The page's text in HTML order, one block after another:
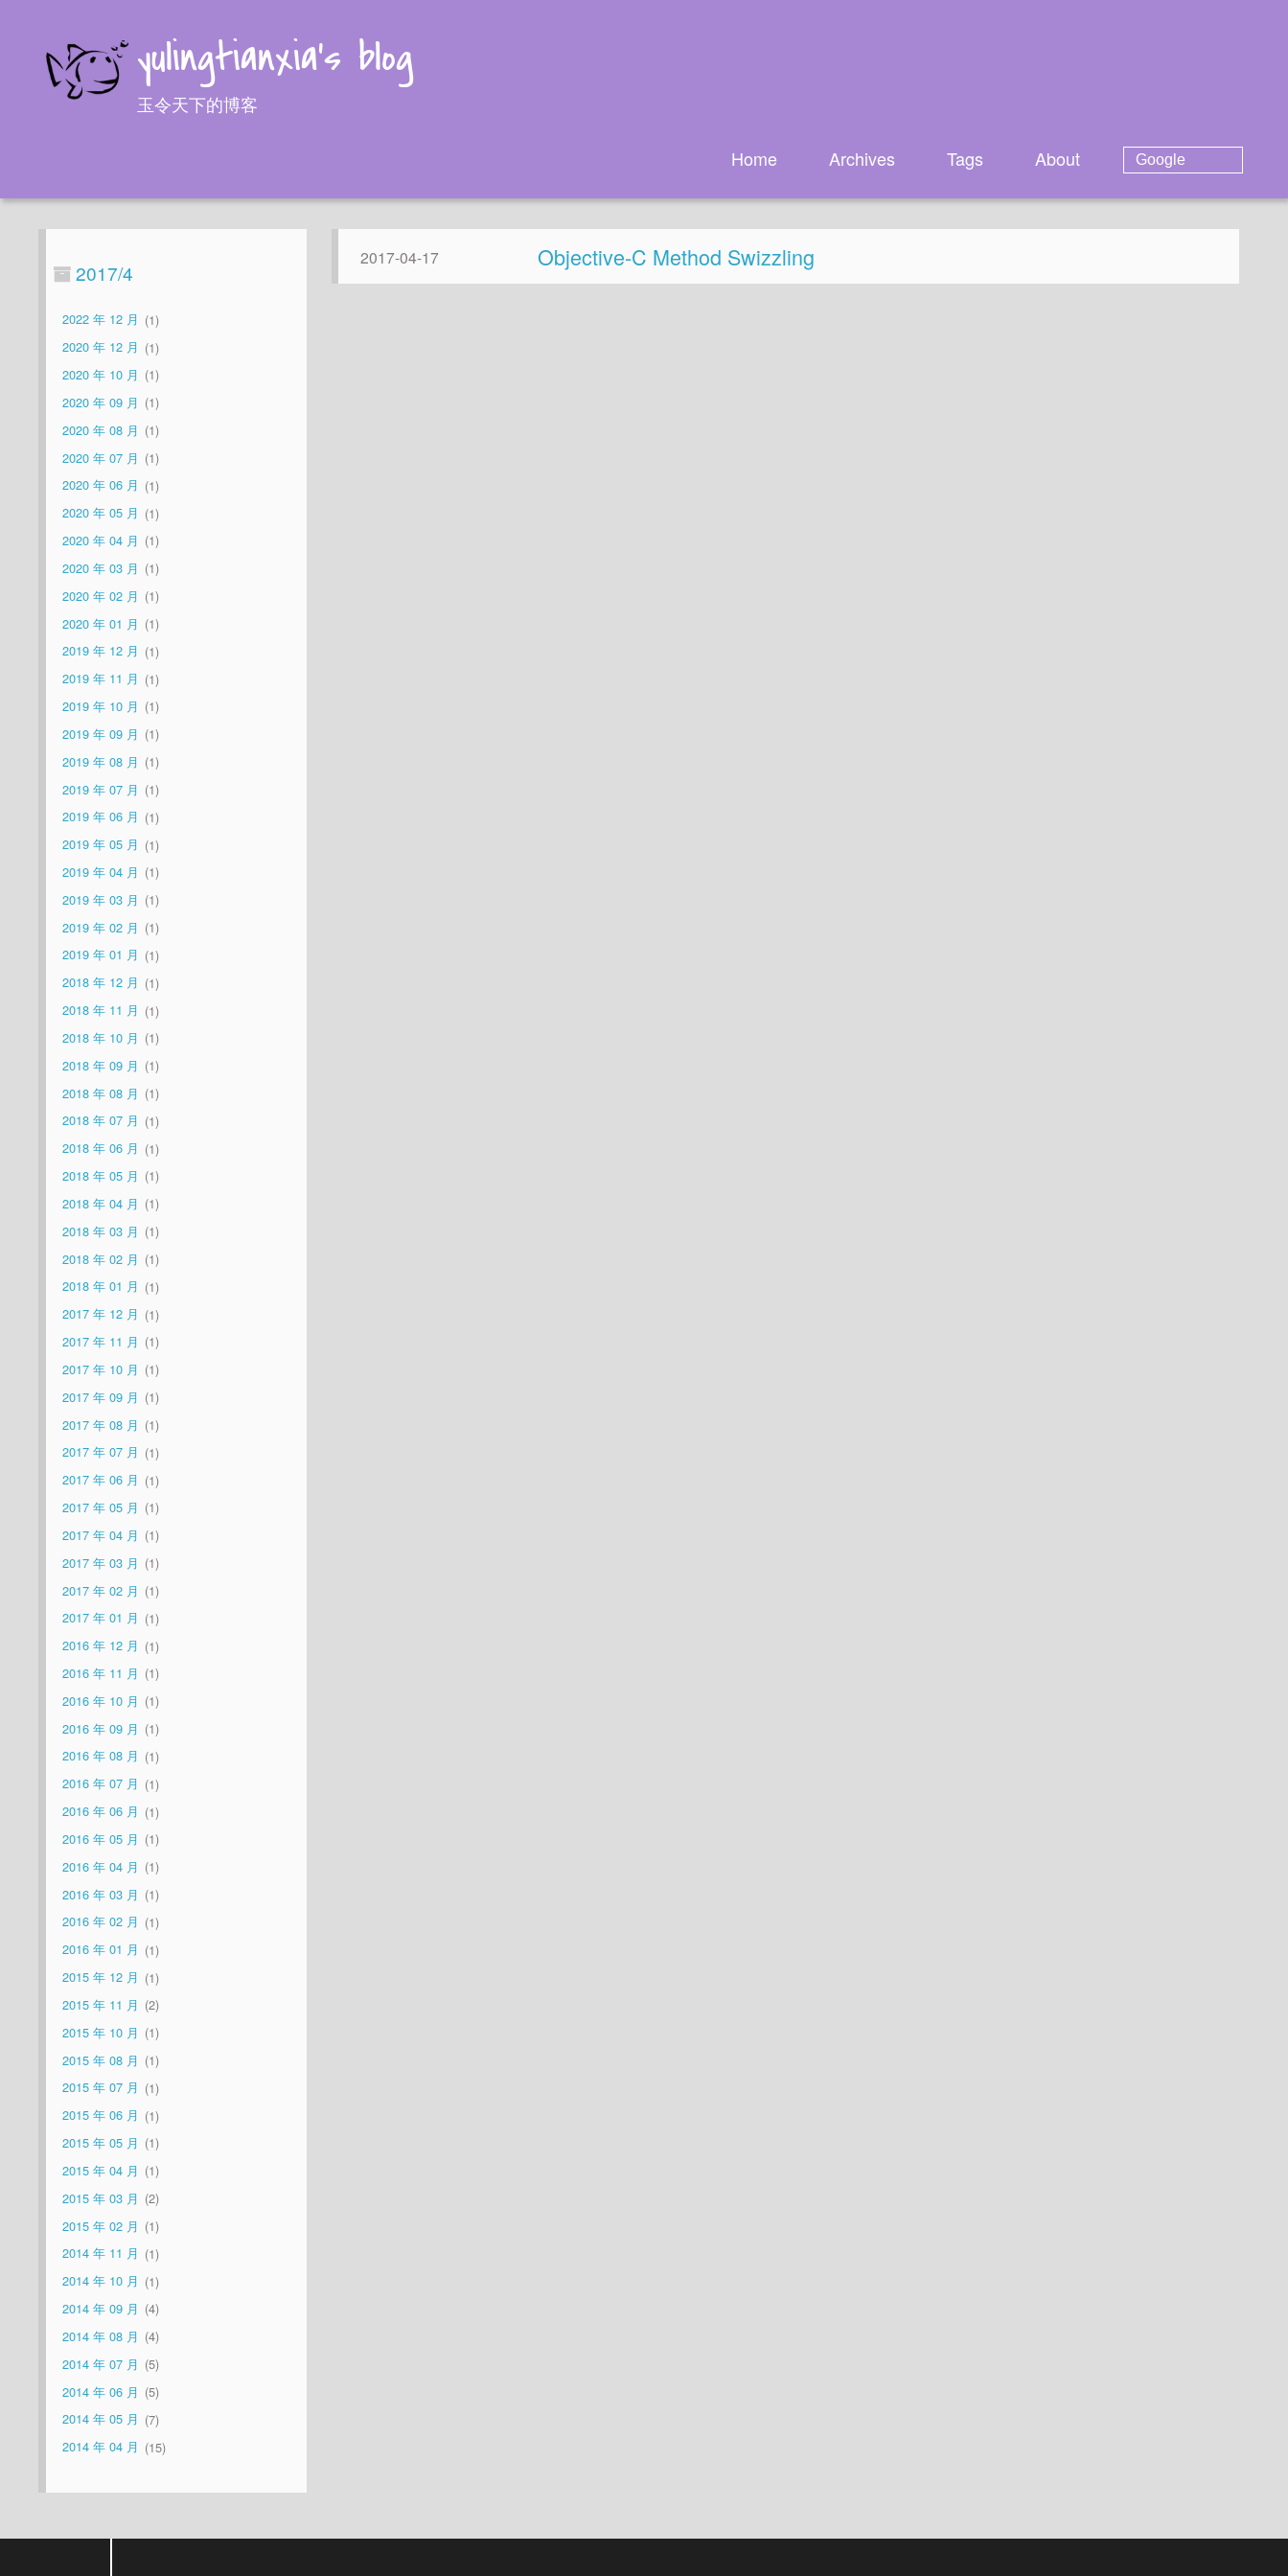
yulingtianxia's blog
玉令天下的博客
Home Archives Tags About
2017/4
2022 年 12 月
1
2020 年 12 月
1
2020 年 10 月
1
2020 年 09 月
1
2020 年 08 月
1
2020 年 07 月
1
2020 年 06 月
1
2020 年 05 月
1
2020 年 04 月
1
2020 年 03 月
1
2020 年 02 月
1
2020 年 01 月
1
2019 年 12 月
1
2019 年 11 月
1
2019 年 10 月
1
2019 年 09 月
1
2019 年 08 月
1
2019 年 07 月
1
2019 年 06 月
1
2019 年 05 月
1
2019 年 04 月
1
2019 年 03 月
1
2019 年 02 月
1
2019 年 01 月
1
2018 年 12 月
1
2018 年 11 月
1
2018 年 10 月
1
2018 年 09 月
1
2018 年 08 月
1
2018 年 07 月
1
2018 年 06 月
1
2018 年 05 月
1
2018 年 04 月
1
2018 年 03 月
1
2018 年 02 月
1
2018 年 01 月
1
2017 年 12 月
1
2017 年 11 月
1
2017 年 10 月
1
2017 年 09 月
1
2017 年 08 月
1
2017 年 07 月
1
2017 年 06 月
1
2017 年 05 月
1
2017 年 04 月
1
2017 年 03 月
1
2017 年 02 月
1
2017 年 01 月
1
2016 年 12 月
1
2016 年 11 月
1
2016 年 10 月
1
2016 年 09 月
1
2016 年 08 月
1
2016 年 07 月
1
2016 年 06 月
1
2016 年 05 月
1
2016 年 04 月
1
2016 年 03 月
1
2016 年 02 月
1
2016 年 01 月
1
2015 年 12 月
1
2015 年 11 月
2
2015 年 10 月
1
2015 年 08 月
1
2015 年 07 月
1
2015 年 06 月
1
2015 年 05 月
1
2015 年 04 月
1
2015 年 03 月
2
2015 年 02 月
1
2014 年 11 月
1
2014 年 10 月
1
2014 年 09 月
4
2014 年 08 月
4
2014 年 07 月
5
2014 年 06 月
5
2014 年 05 月
7
2014 年 04 月
15
2017-04-17 Objective-C Method Swizzling